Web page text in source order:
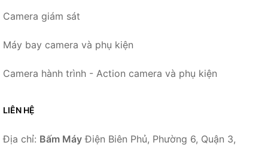
Camera giám sát
Máy bay camera và phụ kiện
Camera hành trình - Action camera và phụ kiện
LIÊN HỆ
Địa chỉ: Bấm Máy Điện Biên Phủ, Phường 6, Quận 3,